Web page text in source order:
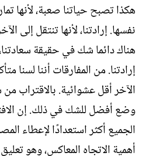
هكذا تصبح حياتنا صعبة، لأنها
نفسها. إرادتنا، لأنها تنتقل إلى
هناك دائما شك في حقيقة
إرادتنا. من المفارقات أننا لسنا
الآخر أقل عشوائية. بالاقتراب
وضع أفضل للشك في ذلك. إن
الجميع أكثر استعدادًا لإعطاء
أهمية الاتجاه المعاكس، وهو